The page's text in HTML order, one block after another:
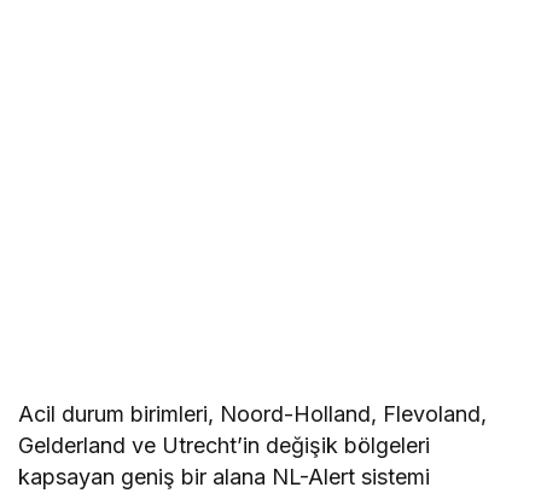
Acil durum birimleri, Noord-Holland, Flevoland,
Gelderland ve Utrecht’in değişik bölgeleri
kapsayan geniş bir alana NL-Alert sistemi